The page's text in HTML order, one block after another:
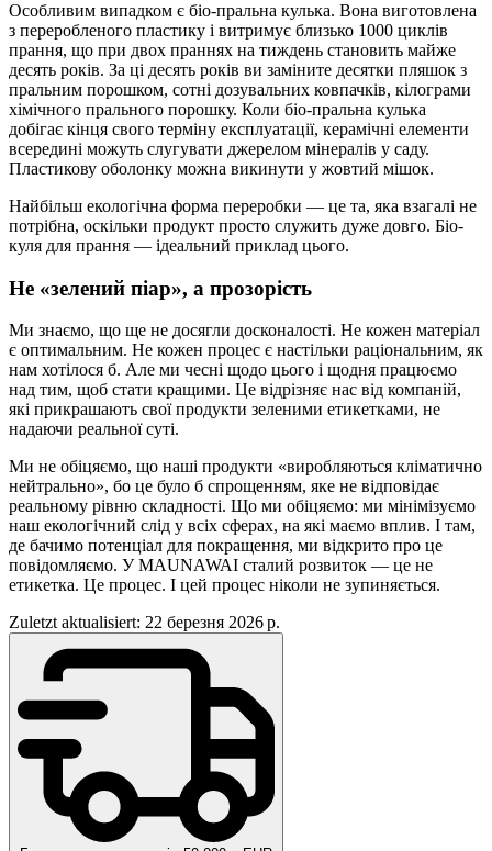
Особливим випадком є біо-пральна кулька. Вона виготовлена
з переробленого пластику і витримує близько 1000 циклів
прання, що при двох праннях на тиждень становить майже
десять років. За ці десять років ви заміните десятки пляшок з
пральним порошком, сотні дозувальних ковпачків, кілограми
хімічного прального порошку. Коли біо-пральна кулька
добігає кінця свого терміну експлуатації, керамічні елементи
всередині можуть слугувати джерелом мінералів у саду.
Пластикову оболонку можна викинути у жовтий мішок.
Найбільш екологічна форма переробки — це та, яка взагалі не
потрібна, оскільки продукт просто служить дуже довго. Біо-
куля для прання — ідеальний приклад цього.
Не «зелений піар», а прозорість
Ми знаємо, що ще не досягли досконалості. Не кожен матеріал
є оптимальним. Не кожен процес є настільки раціональним, як
нам хотілося б. Але ми чесні щодо цього і щодня працюємо
над тим, щоб стати кращими. Це відрізняє нас від компаній,
які прикрашають свої продукти зеленими етикетками, не
надаючи реальної суті.
Ми не обіцяємо, що наші продукти «виробляються кліматично
нейтрально», бо це було б спрощенням, яке не відповідає
реальному рівню складності. Що ми обіцяємо: ми мінімізуємо
наш екологічний слід у всіх сферах, на які маємо вплив. І там,
де бачимо потенціал для покращення, ми відкрито про це
повідомляємо. У MAUNAWAI сталий розвиток — це не
етикетка. Це процес. І цей процес ніколи не зупиняється.
Zuletzt aktualisiert: 22 березня 2026 р.